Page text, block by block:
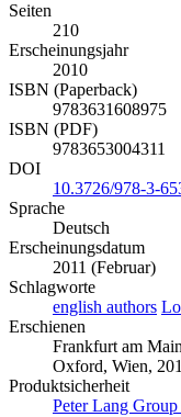
Seiten
210
Erscheinungsjahr
2010
ISBN (Paperback)
9783631608975
ISBN (PDF)
9783653004311
DOI
10.3726/978-3-
Sprache
Deutsch
Erscheinungsdatum
2011 (Februar)
Schlagworte
english authors
Erschienen
Frankfurt am
Oxford, Wien,
Produktsicherheit
Peter Lang